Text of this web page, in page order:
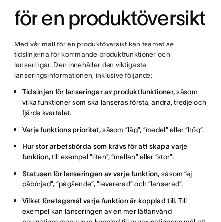
för en produktöversikt
Med vår mall för en produktöversikt kan teamet se
tidslinjerna för kommande produktfunktioner och
lanseringar. Den innehåller den viktigaste
lanseringsinformationen, inklusive följande:
Tidslinjen för lanseringar av produktfunktioner,såsom
vilka funktioner som ska lanseras första, andra, tredje och
fjärde kvartalet.
Varje funktions prioritet,såsom ”låg”, ”medel” eller ”hög”.
Hur stor arbetsbörda som krävs för att skapa varje
funktion,till exempel ”liten”, ”mellan” eller ”stor”.
Statusen för lanseringen av varje funktion, såsom ”ej
påbörjad”, ”pågående”, ”levererad” och ”lanserad”.
Vilket företagsmål varje funktion är kopplad till. Till
exempel kan lanseringen av en mer lättanvänd